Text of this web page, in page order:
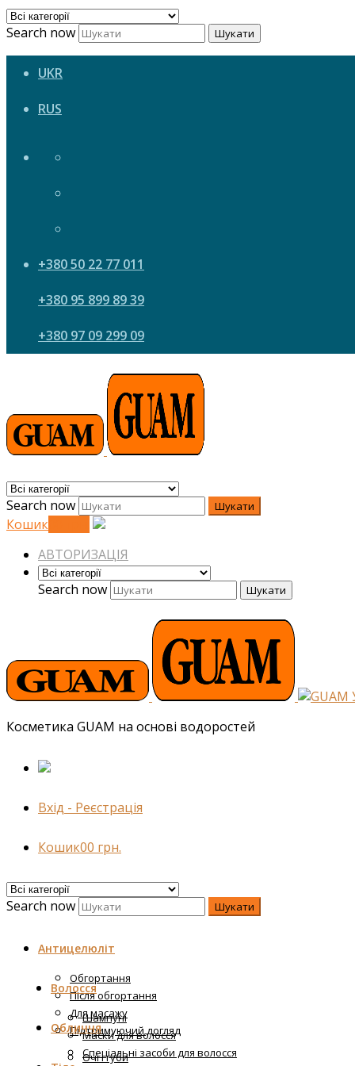
Search now Шукати
UKR
RUS
+380 50 22 77 011
+380 95 899 89 39
+380 97 09 299 09
Search now Шукати
Кошик
АВТОРИЗАЦІЯ
Search now
Шукати
Косметика GUAM на основі водоростей
Вхід - Реєстрація
Кошик00 грн.
Search now Шукати
Антицелюліт
Обгортання
Після обгортання
Для масажу
Підтримуючий догляд
Волосся
Шампуні
Маски для волосся
Спеціальні засоби для волосся
Обличчя
Очі і губи